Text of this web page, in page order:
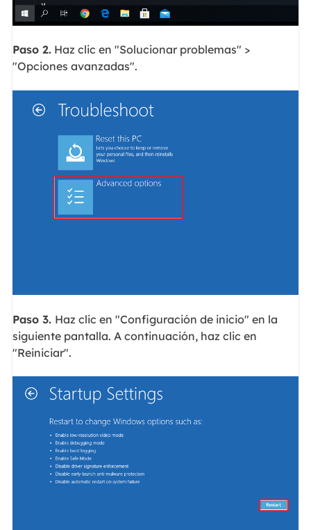
Paso 2.Haz clic en "Solucionar problemas" >
"Opciones avanzadas".
Paso 3. Haz clic en "Configuración de inicio" en la
siguiente pantalla. A continuación, haz clic en
"Reiniciar".